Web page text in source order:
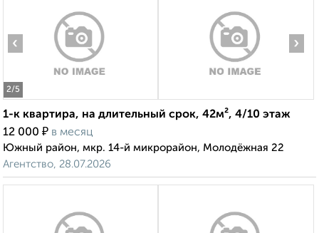
2/5
‹ ›
1-к квартира, на длительный срок, 42м², 4/10 этаж
12 000 ₽ в месяц
Южный район, мкр. 14-й микрорайон, Молодёжная 22
Агентство, 28.07.2026